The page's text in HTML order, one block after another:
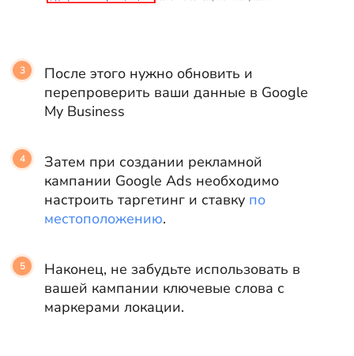
После этого нужно обновить и
перепроверить ваши данные в Google
My Business
Затем при создании рекламной
кампании Google Ads необходимо
настроить таргетинг и ставку по
местоположению.
Наконец, не забудьте использовать в
вашей кампании ключевые слова с
маркерами локации.